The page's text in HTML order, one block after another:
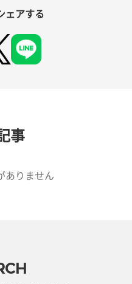
ェアする
事
ありません